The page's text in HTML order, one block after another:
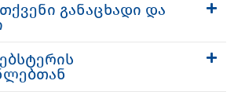
განაცხადი და